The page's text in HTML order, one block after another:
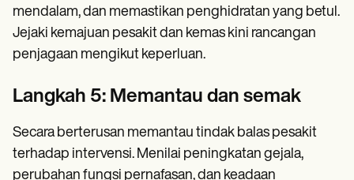
mendalam, dan memastikan penghidratan yang betul.
Jejaki kemajuan pesakit dan kemas kini rancangan
penjagaan mengikut keperluan.
Langkah 5: Memantau dan semak
Secara berterusan memantau tindak balas pesakit
terhadap intervensi. Menilai peningkatan gejala,
perubahan fungsi pernafasan, dan keadaan